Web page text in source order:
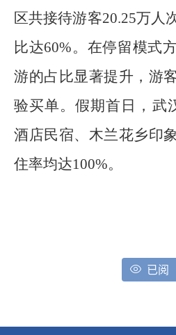
区共接待游客20.25万人
比达60%。在停留模式
游的占比显著提升，游
验买单。假期首日，武
酒店民宿、木兰花乡印
住率均达100%。
已阅